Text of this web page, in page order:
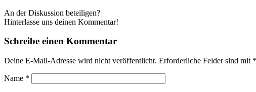
An der Diskussion beteiligen?
Hinterlasse uns deinen Kommentar!
Schreibe einen Kommentar
Deine E-Mail-Adresse wird nicht veröffentlicht. Erforderliche Felder sind mit *
Name *